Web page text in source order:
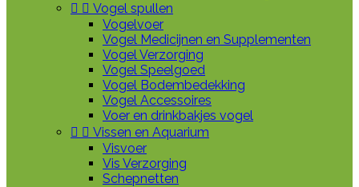
  Vogel spullen
Vogelvoer
Vogel Medicijnen en Supplementen
Vogel Verzorging
Vogel Speelgoed
Vogel Bodembedekking
Vogel Accessoires
Voer en drinkbakjes vogel
  Vissen en Aquarium
Visvoer
Vis Verzorging
Schepnetten